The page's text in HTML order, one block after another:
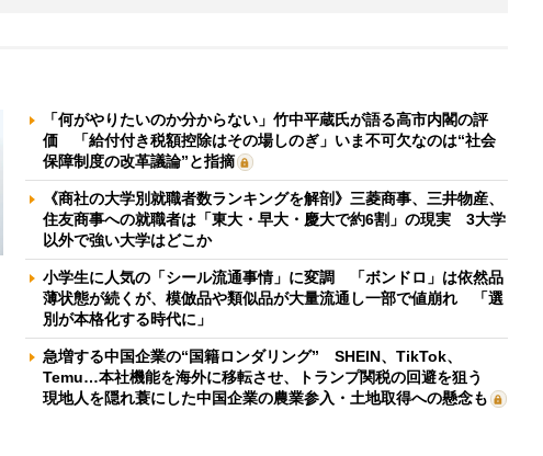
「何がやりたいのか分からない」竹中平蔵氏が語る高市内閣の評
価 「給付付き税額控除はその場しのぎ」いま不可欠なのは“社会
保障制度の改革議論”と指摘
《商社の大学別就職者数ランキングを解剖》三菱商事、三井物産、
住友商事への就職者は「東大・早大・慶大で約6割」の現実 3大学
以外で強い大学はどこか
小学生に人気の「シール流通事情」に変調 「ボンドロ」は依然品
薄状態が続くが、模倣品や類似品が大量流通し一部で値崩れ 「選
別が本格化する時代に」
急増する中国企業の“国籍ロンダリング” SHEIN、TikTok、
Temu…本社機能を海外に移転させ、トランプ関税の回避を狙う
現地人を隠れ蓑にした中国企業の農業参入・土地取得への懸念も